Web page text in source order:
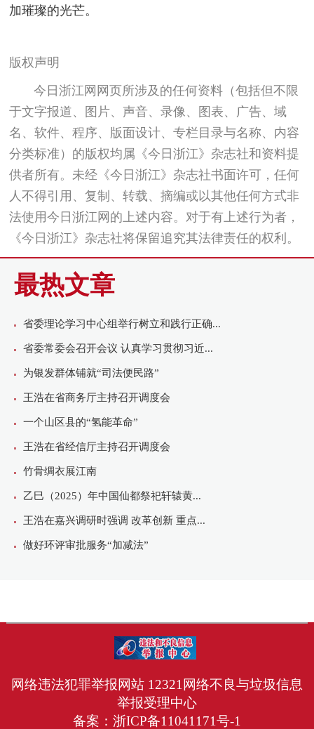
加璀璨的光芒。
版权声明
今日浙江网网页所涉及的任何资料（包括但不限
于文字报道、图片、声音、录像、图表、广告、域
名、软件、程序、版面设计、专栏目录与名称、内容
分类标准）的版权均属《今日浙江》杂志社和资料提
供者所有。未经《今日浙江》杂志社书面许可，任何
人不得引用、复制、转载、摘编或以其他任何方式非
法使用今日浙江网的上述内容。对于有上述行为者，
《今日浙江》杂志社将保留追究其法律责任的权利。
最热文章
网络违法犯罪举报网站 12321网络不良与垃圾信息
举报受理中心
备案： 浙ICP备11041171号-1